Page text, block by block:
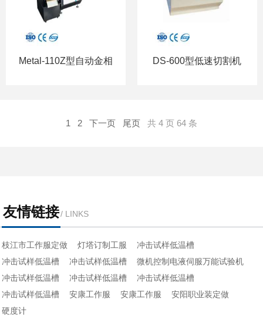
Metal-110Z型自动金相
DS-600型低速切割机
1 2 下一页 尾页 共 4 页 64 条
友情链接/ LINKS
枝江市工作服定做 灯塔订制工服
冲击试样低温槽
冲击试样低温槽
冲击试样低温槽
微机控制电液伺服万能试验机
冲击试样低温槽
冲击试样低温槽
冲击试样低温槽
冲击试样低温槽
安康工作服 安康工作服
安阳职业装定做
硬度计